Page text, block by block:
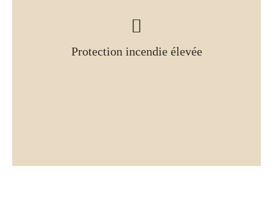
Protection incendie élevée